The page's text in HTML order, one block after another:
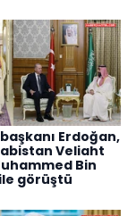
Erdoğan,
Veliaht
Bin
görüştü